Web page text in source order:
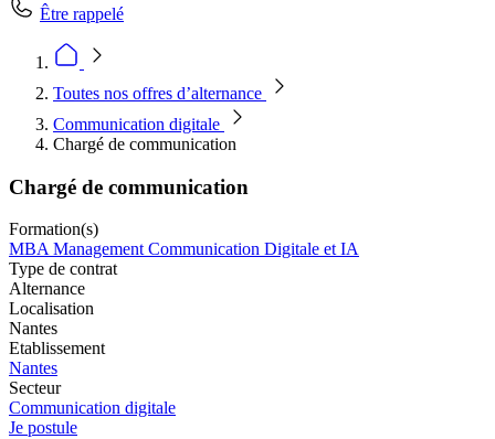
Être rappelé
Toutes nos offres d’alternance
Communication digitale
Chargé de communication
Chargé de communication
Formation(s)
MBA Management Communication Digitale et IA
Type de contrat
Alternance
Localisation
Nantes
Etablissement
Nantes
Secteur
Communication digitale
Je postule